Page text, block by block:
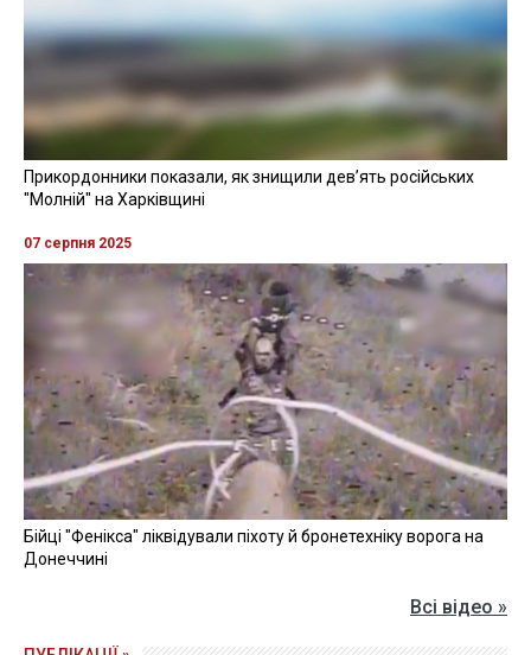
Прикордонники показали, як знищили девʼять російських
"Молній" на Харківщині
07 серпня 2025
Бійці "Фенікса" ліквідували піхоту й бронетехніку ворога на
Донеччині
Всі відео »